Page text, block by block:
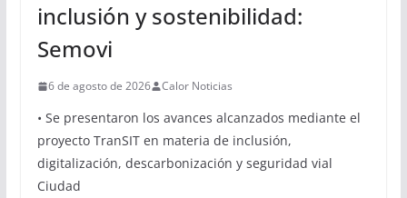
inclusión y sostenibilidad:
Semovi
6 de agosto de 2026 Calor Noticias
• Se presentaron los avances alcanzados mediante el
proyecto TranSIT en materia de inclusión,
digitalización, descarbonización y seguridad vial
Ciudad